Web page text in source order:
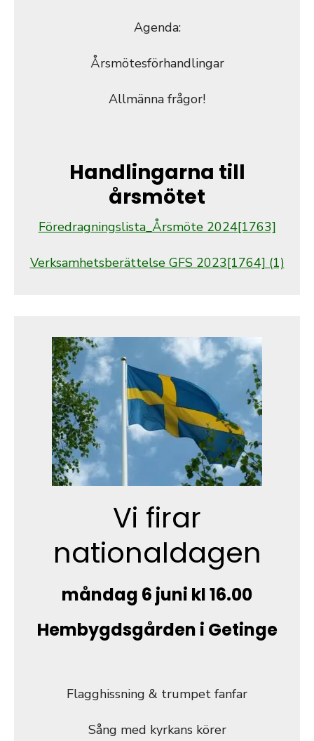
Agenda:
Årsmötesförhandlingar
Allmänna frågor!
Handlingarna till
årsmötet
Föredragningslista_Årsmöte 2024[1763]
Verksamhetsberättelse GFS 2023[1764] (1)
Vi firar
nationaldagen
måndag 6 juni kl 16.00
Hembygdsgården i Getinge
Flagghissning & trumpet fanfar
Sång med kyrkans körer